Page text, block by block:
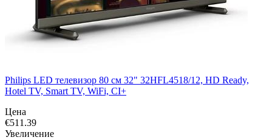
Philips LED телевизор 80 см 32" 32HFL4518/12, HD Ready,
Hotel TV, Smart TV, WiFi, CI+
Цена
€511.39
Увеличение